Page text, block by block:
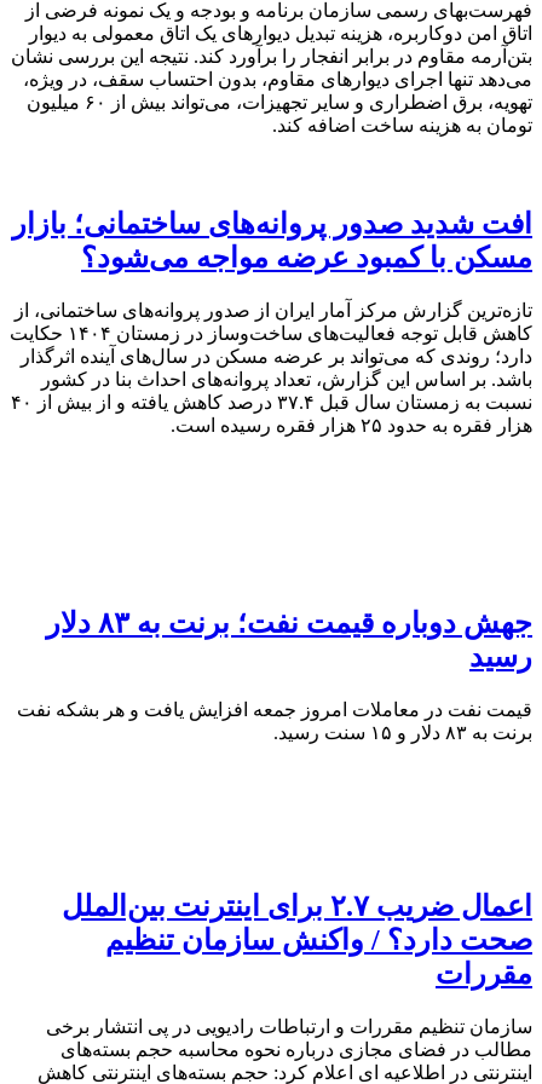
فهرست‌بهای رسمی سازمان برنامه و بودجه و یک نمونه فرضی از
اتاق امن دوکاربره، هزینه تبدیل دیوارهای یک اتاق معمولی به دیوار
بتن‌آرمه مقاوم در برابر انفجار را برآورد کند. نتیجه این بررسی نشان
می‌دهد تنها اجرای دیوارهای مقاوم، بدون احتساب سقف، در ویژه،
تهویه، برق اضطراری و سایر تجهیزات، می‌تواند بیش از ۶۰ میلیون
تومان به هزینه ساخت اضافه کند.
افت شدید صدور پروانه‌های ساختمانی؛ بازار
مسکن با کمبود عرضه مواجه می‌شود؟
تازه‌ترین گزارش مرکز آمار ایران از صدور پروانه‌های ساختمانی، از
کاهش قابل توجه فعالیت‌های ساخت‌وساز در زمستان ۱۴۰۴ حکایت
دارد؛ روندی که می‌تواند بر عرضه مسکن در سال‌های آینده اثرگذار
باشد. بر اساس این گزارش، تعداد پروانه‌های احداث بنا در کشور
نسبت به زمستان سال قبل ۳۷.۴ درصد کاهش یافته و از بیش از ۴۰
هزار فقره به حدود ۲۵ هزار فقره رسیده است.
جهش دوباره قیمت نفت؛ برنت به ۸۳ دلار
رسید
قیمت نفت در معاملات امروز جمعه افزایش یافت و هر بشکه نفت
برنت به ۸۳ دلار و ۱۵ سنت رسید.
اعمال ضریب ۲.۷ برای اینترنت بین‌الملل
صحت دارد؟ / واکنش سازمان تنظیم
مقررات
سازمان تنظیم مقررات و ارتباطات رادیویی در پی انتشار برخی
مطالب در فضای مجازی درباره نحوه محاسبه حجم بسته‌های
اینترنتی در اطلاعیه ای اعلام کرد: حجم بسته‌های اینترنتی کاهش